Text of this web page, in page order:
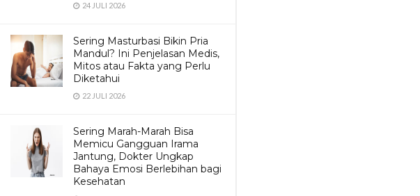
24 JULI 2026
Sering Masturbasi Bikin Pria
Mandul? Ini Penjelasan Medis,
Mitos atau Fakta yang Perlu
Diketahui
22 JULI 2026
Sering Marah-Marah Bisa
Memicu Gangguan Irama
Jantung, Dokter Ungkap
Bahaya Emosi Berlebihan bagi
Kesehatan